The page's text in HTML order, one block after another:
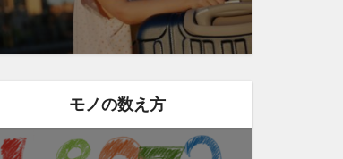
モノの数え方